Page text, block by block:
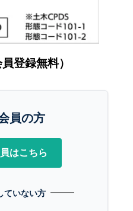
登録無料）
員の方
はこちら
ていない方